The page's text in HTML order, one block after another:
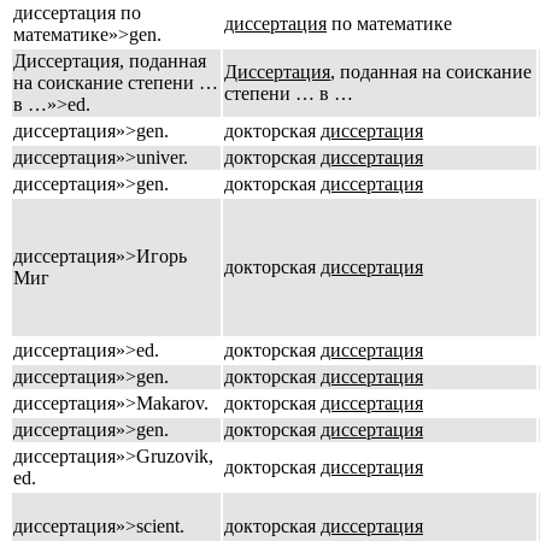
диссертация по
математике»>gen.
диссертация по математике
Диссертация, поданная
на соискание степени …
в …»>ed.
Диссертация, поданная на соискание
степени … в …
диссертация»>gen.
докторская диссертация
диссертация»>univer.
докторская диссертация
диссертация»>gen.
докторская диссертация
диссертация»>Игорь
Миг
докторская диссертация
диссертация»>ed. докторская диссертация
диссертация»>gen.
докторская диссертация
диссертация»>Makarov.
докторская диссертация
диссертация»>gen.
докторская диссертация
диссертация»>Gruzovik,
ed.
докторская диссертация
диссертация»>scient. докторская диссертация